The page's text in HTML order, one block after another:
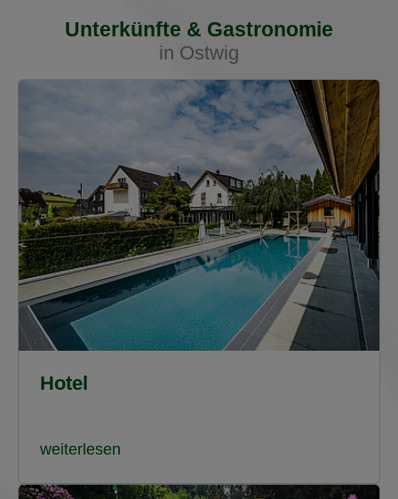
Unterkünfte & Gastronomie
in Ostwig
Hotel
weiterlesen